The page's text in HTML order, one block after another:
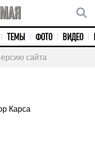
ТЕМЫ ФОТО ВИДЕО
сайта
Карса